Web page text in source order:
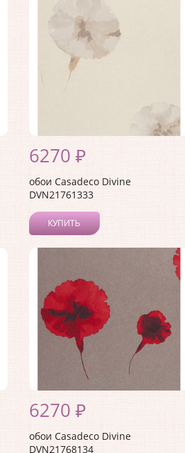
6270 ₽
обои Casadeco Divine
DVN21761333
КУПИТЬ
6270 ₽
обои Casadeco Divine
DVN21768134